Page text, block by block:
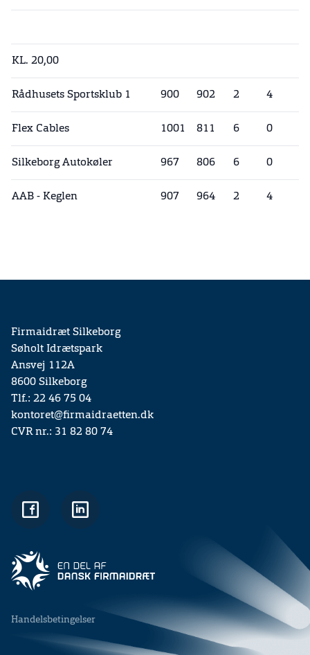
KL. 20,00
Rådhusets Sportsklub 1 900 902 2 4
Flex Cables 1001 811 6 0
Silkeborg Autokøler 967 806 6 0
AAB - Keglen 907 964 2 4
Firmaidræt Silkeborg
Søholt Idrætspark
Ansvej 112A
8600 Silkeborg
Tlf.: 22 46 75 04
kontoret@firmaidraetten.dk
CVR nr.: 31 82 80 74
Handelsbetingelser